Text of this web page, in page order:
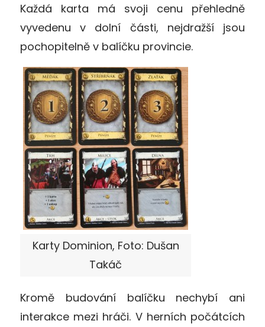
Každá karta má svoji cenu přehledně
vyvedenu v dolní části, nejdražší jsou
pochopitelně v balíčku provincie.
Karty Dominion, Foto: Dušan
Takáč
Kromě budování balíčku nechybí ani
interakce mezi hráči. V herních počátcích